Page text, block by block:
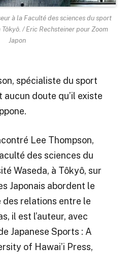
à la Faculté des sciences du sport
Tôkyô. / Eric Rechsteiner pour Zoom
Japon
spécialiste du sport
aucun doute qu’il existe
Lee Thompson,
des sciences du
Waseda, à Tôkyô, sur
Japonais abordent le
relations entre le
il est l’auteur, avec
Japanese Sports : A
of Hawai’i Press,